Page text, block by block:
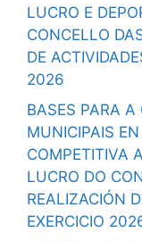
LUCRO E
CONCELLO
DE
2026
BASES PARA A
MUNICIPAIS
COMPETITIVA
LUCRO DO
REALIZACIÓN
EXERCICIO